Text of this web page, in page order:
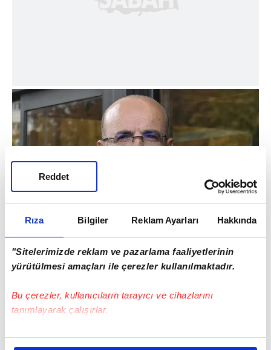
Rıza Bilgiler Reklam Ayarları Hakkında
"Sitelerimizde reklam ve pazarlama faaliyetlerinin
yürütülmesi amaçları ile çerezler kullanılmaktadır.
Bu çerezler, kullanıcıların tarayıcı ve cihazlarını
tanımlayarak çalışırlar.
Bu çerezlere izin vermeniz halinde sizlere özel
Reddet
"SPEKÜLASYONLAR KARŞILIK
BULMUYOR"
Programın geleceğine, siyasi
sahiplenilmesine ilişkin spekülasyonlar artık
elde etti. Deprem yaraları sarılırken